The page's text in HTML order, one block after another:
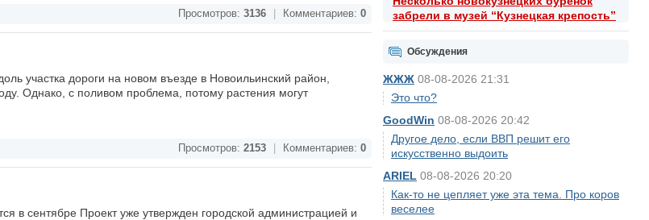
забрели в музей “Кузнецкая крепость”
Обсуждения
ЖЖЖ 08-08-2026 21:31
Это что?
GoodWin 08-08-2026 20:42
Другое дело, если ВВП решит его
искусственно выдоить
ARIEL 08-08-2026 20:20
Как-то не цепляет уже эта тема. Про коров
веселее
Просмотров: 3136 Комментариев: 0
участка дороги на новом въезде в Новоильинский район,
Однако, с поливом проблема, потому растения могут
Просмотров: 2153 Комментариев: 0
в сентябре Проект уже утвержден городской администрацией и